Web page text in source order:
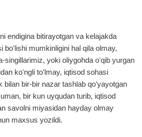
endigina bitirayotgan va kelajakda
mumkinligini hal qila olmay,
singillarimiz, yoki oliygohda oʻqib yurgan
koʻngli toʻlmay, iqtisod sohasi
bir-bir nazar tashlab qoʻyayotgan
bir kun uyqudan turib, iqtisod
savolni miyasidan hayday olmay
maxsus yozildi.